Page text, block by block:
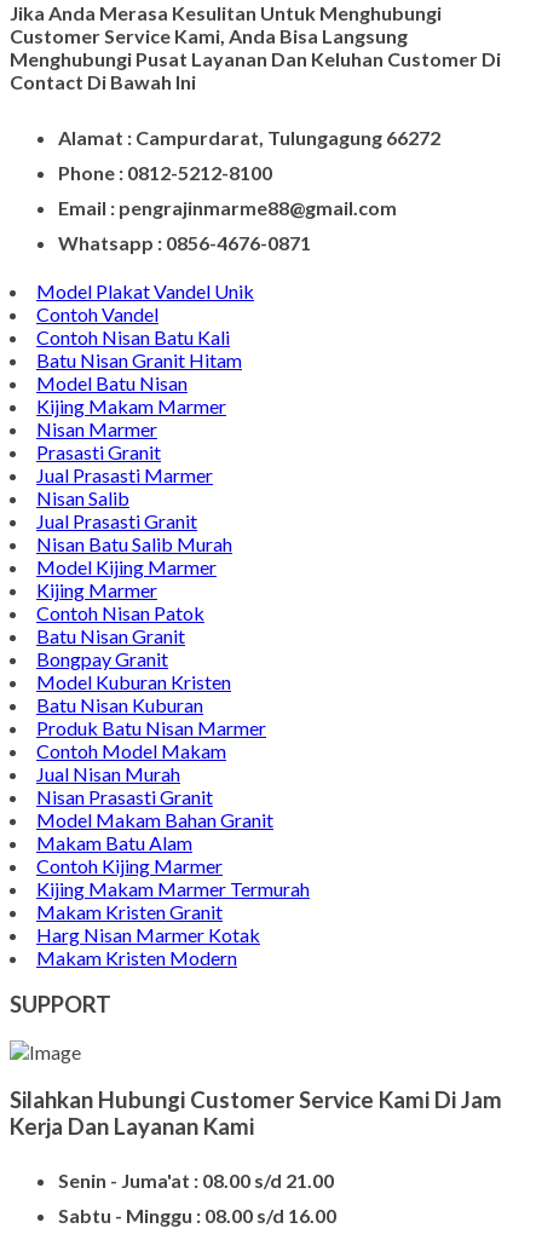
Jika Anda Merasa Kesulitan Untuk Menghubungi
Customer Service Kami, Anda Bisa Langsung
Menghubungi Pusat Layanan Dan Keluhan Customer Di
Contact Di Bawah Ini
Alamat : Campurdarat, Tulungagung 66272
Phone : 0812-5212-8100
Email : pengrajinmarme88@gmail.com
Whatsapp : 0856-4676-0871
Model Plakat Vandel Unik
Contoh Vandel
Contoh Nisan Batu Kali
Batu Nisan Granit Hitam
Model Batu Nisan
Kijing Makam Marmer
Nisan Marmer
Prasasti Granit
Jual Prasasti Marmer
Nisan Salib
Jual Prasasti Granit
Nisan Batu Salib Murah
Model Kijing Marmer
Kijing Marmer
Contoh Nisan Patok
Batu Nisan Granit
Bongpay Granit
Model Kuburan Kristen
Batu Nisan Kuburan
Produk Batu Nisan Marmer
Contoh Model Makam
Jual Nisan Murah
Nisan Prasasti Granit
Model Makam Bahan Granit
Makam Batu Alam
Contoh Kijing Marmer
Kijing Makam Marmer Termurah
Makam Kristen Granit
Harg Nisan Marmer Kotak
Makam Kristen Modern
SUPPORT
Silahkan Hubungi Customer Service Kami Di Jam
Kerja Dan Layanan Kami
Senin - Juma'at : 08.00 s/d 21.00
Sabtu - Minggu : 08.00 s/d 16.00